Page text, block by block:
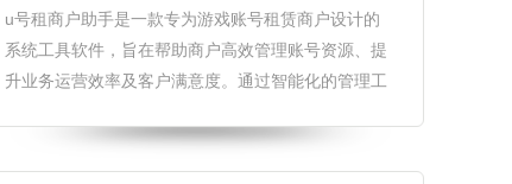
u号租商户助手是一款专为游戏账号租赁商户设计的
系统工具软件，旨在帮助商户高效管理账号资源、提
升业务运营效率及客户满意度。通过智能化的管理工
动化监控与调度，确保账号安全与稳定。u号租商户
助手软件用户评价和评分1.用户